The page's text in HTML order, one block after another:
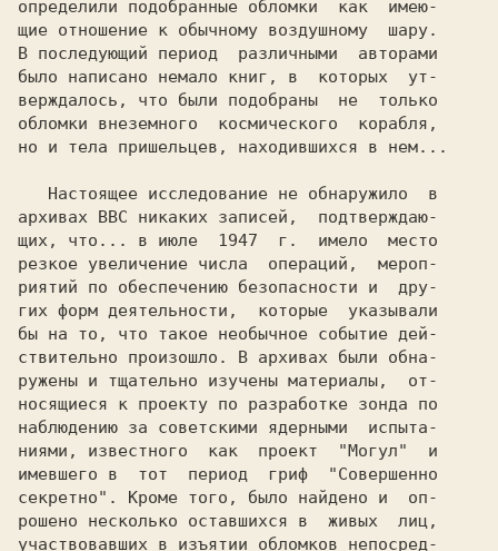
определили подобранные обломки  как  имею-
щие отношение к обычному воздушному  шару.
В последующий период  различными  авторами
было написано немало книг, в  которых  ут-
верждалось, что были подобраны  не  только
обломки внеземного  космического  корабля,
но и тела пришельцев, находившихся в нем...
архивах ВВС никаких записей,  подтверждаю-
щих, что... в июле  1947  г.  имело  место
резкое увеличение числа  операций,  мероп-
риятий по обеспечению безопасности и  дру-
гих форм деятельности,  которые  указывали
бы на то, что такое необычное событие дей-
ствительно произошло. В архивах были обна-
ружены и тщательно изучены материалы,  от-
носящиеся к проекту по разработке зонда по
наблюдению за советскими ядерными  испыта-
ниями, известного  как  проект  "Могул"  и
имевшего в  тот  период  гриф  "Совершенно
секретно". Кроме того, было найдено и  оп-
рошено несколько оставшихся в  живых  лиц,
участвовавших в изъятии обломков непосред-